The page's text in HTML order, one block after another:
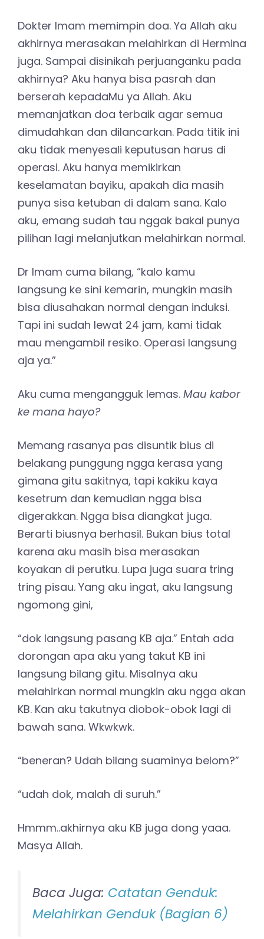
Dokter Imam memimpin doa. Ya Allah aku
akhirnya merasakan melahirkan di Hermina
juga. Sampai disinikah perjuanganku pada
akhirnya? Aku hanya bisa pasrah dan
berserah kepadaMu ya Allah. Aku
memanjatkan doa terbaik agar semua
dimudahkan dan dilancarkan. Pada titik ini
aku tidak menyesali keputusan harus di
operasi. Aku hanya memikirkan
keselamatan bayiku, apakah dia masih
punya sisa ketuban di dalam sana. Kalo
aku, emang sudah tau nggak bakal punya
pilihan lagi melanjutkan melahirkan normal.
Dr Imam cuma bilang, “kalo kamu
langsung ke sini kemarin, mungkin masih
bisa diusahakan normal dengan induksi.
Tapi ini sudah lewat 24 jam, kami tidak
mau mengambil resiko. Operasi langsung
aja ya.”
Aku cuma mengangguk lemas. Mau kabor
ke mana hayo?
Memang rasanya pas disuntik bius di
belakang punggung ngga kerasa yang
gimana gitu sakitnya, tapi kakiku kaya
kesetrum dan kemudian ngga bisa
digerakkan. Ngga bisa diangkat juga.
Berarti biusnya berhasil. Bukan bius total
karena aku masih bisa merasakan
koyakan di perutku. Lupa juga suara tring
tring pisau. Yang aku ingat, aku langsung
ngomong gini,
“dok langsung pasang KB aja.” Entah ada
dorongan apa aku yang takut KB ini
langsung bilang gitu. Misalnya aku
melahirkan normal mungkin aku ngga akan
KB. Kan aku takutnya diobok-obok lagi di
bawah sana. Wkwkwk.
“beneran? Udah bilang suaminya belom?”
“udah dok, malah di suruh.”
Hmmm..akhirnya aku KB juga dong yaaa.
Masya Allah.
Baca Juga: Catatan Genduk:
Melahirkan Genduk (Bagian 6)